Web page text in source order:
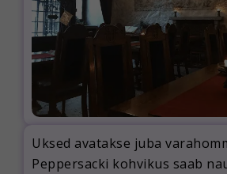
Uksed avatakse juba
Peppersacki kohvikus saab